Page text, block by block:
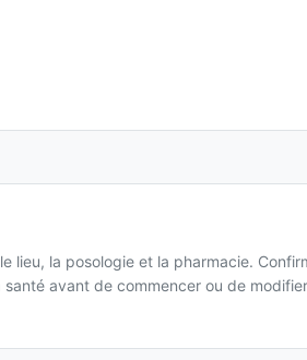
lieu, la posologie et la pharmacie.
avant de commencer ou de